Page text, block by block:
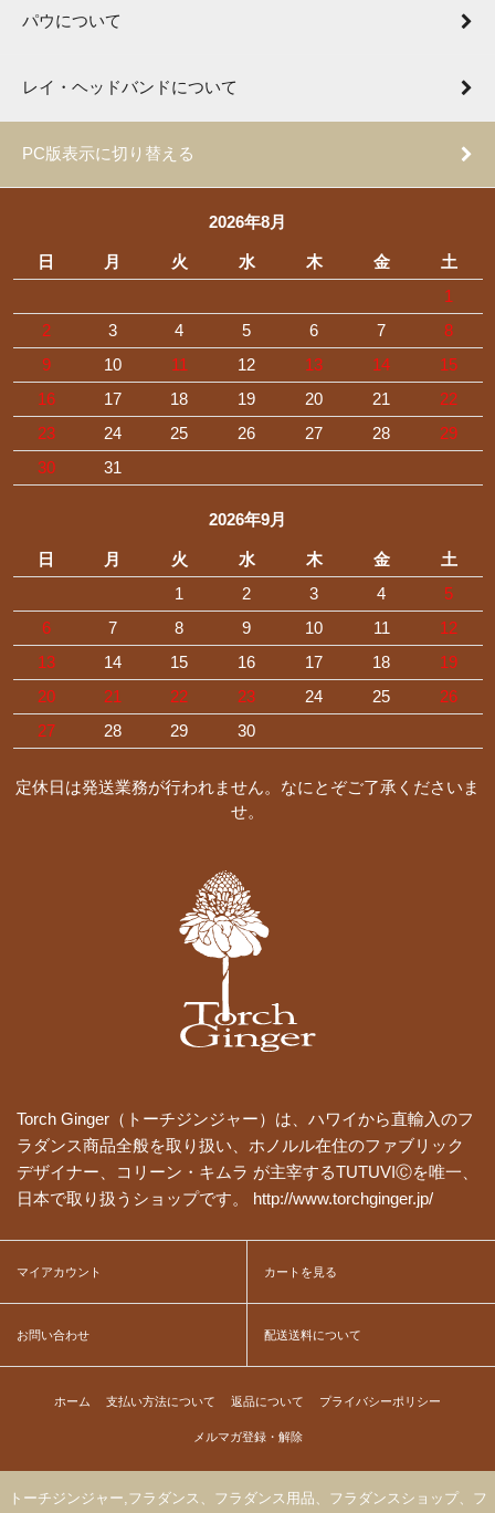
パウについて
レイ・ヘッドバンドについて
PC版表示に切り替える
2026年8月
日 月 火 水 木 金
土
1
2
3 4 5 6 7
8
9
10 11 12 13 14
15
16
17 18 19 20 21
22
23
24 25 26 27 28
29
30
31
2026年9月
日 月 火 水 木 金
土
1
2 3 4
5
6
7 8 9 10 11
12
13
14 15 16 17 18
19
20
21 22 23 24 25
26
27
28 29 30
定休日は発送業務が行われません。なにとぞご了承くださいま
せ。
Torch Ginger（トーチジンジャー）は、ハワイから直輸入のフ
ラダンス商品全般を取り扱い、ホノルル在住のファブリック
デザイナー、コリーン・キムラ が主宰するTUTUVIⒸを唯一、
日本で取り扱うショップです。 http://www.torchginger.jp/
マイアカウント カートを見る
お問い合わせ 配送送料について
ホーム 支払い方法について 返品について プライバシーポリシー
メルマガ登録・解除
トーチジンジャー,フラダンス、フラダンス用品、フラダンスショップ、フ